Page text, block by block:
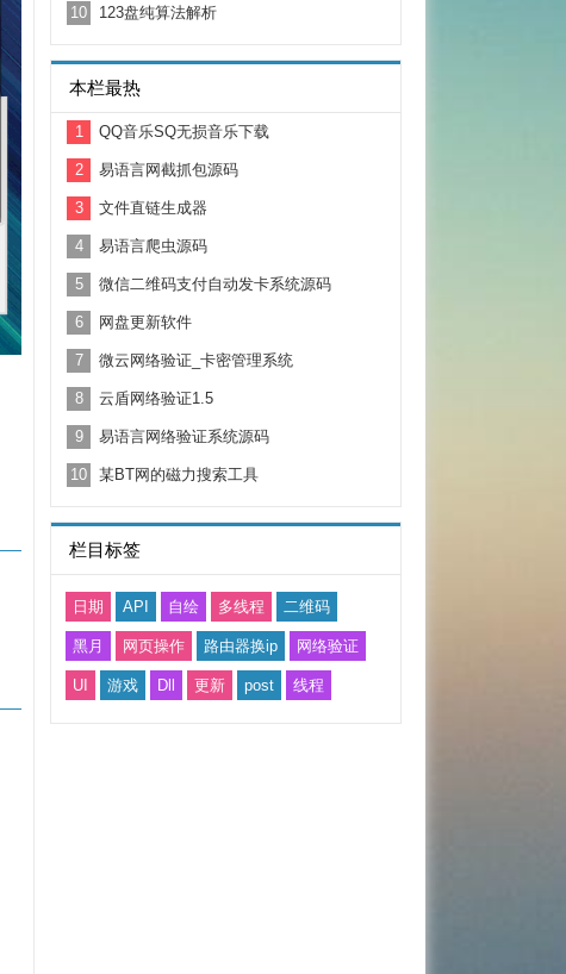
10 123盘纯算法解析
本栏最热
1 QQ音乐SQ无损音乐下载
2 易语言网截抓包源码
3 文件直链生成器
4 易语言爬虫源码
5 微信二维码支付自动发卡系统源码
6 网盘更新软件
7 微云网络验证_卡密管理系统
8 云盾网络验证1.5
9 易语言网络验证系统源码
10 某BT网的磁力搜索工具
栏目标签
日期 API 自绘 多线程 二维码
黑月 网页操作 路由器换ip 网络验证
UI 游戏 Dll 更新 post 线程